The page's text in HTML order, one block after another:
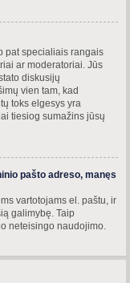
pat specialiais rangais
ar moderatoriai. Jūs
diskusijų
vien tam, kad
toks elgesys yra
tiesiog sumažins jūsų
pašto adreso, manęs
vartotojams el. paštu, ir
galimybę. Taip
neteisingo naudojimo.